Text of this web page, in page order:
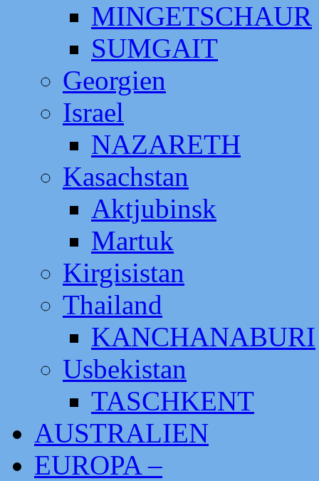
MINGETSCHAUR
SUMGAIT
Georgien
Israel
NAZARETH
Kasachstan
Aktjubinsk
Martuk
Kirgisistan
Thailand
KANCHANABURI
Usbekistan
TASCHKENT
AUSTRALIEN
EUROPA –